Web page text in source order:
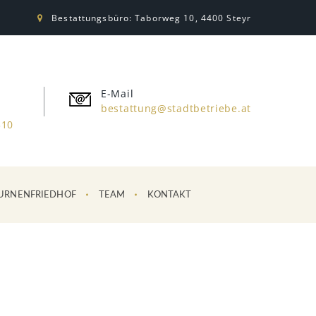
Bestattungsbüro: Taborweg 10, 4400 Steyr
E-Mail
bestattung@stadtbetriebe.at
TEAM KONTAKT